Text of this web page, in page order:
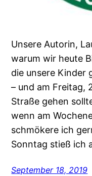
Unsere Autorin,
warum wir heute
die unsere Kinder
– und am Freitag,
Straße gehen
wenn am
schmökere ich
Sonntag stieß ich
September 18, 2019